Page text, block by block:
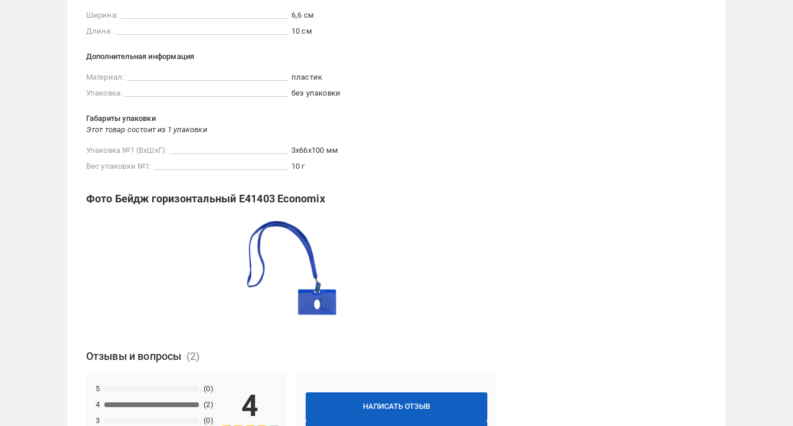
Ширина:
6,6 см
Длина:
10 см
Дополнительная информация
Материал:
пластик
Упаковка:
без упаковки
Габариты упаковки
Этот товар состоит из 1 упаковки
Упаковка №1 (ВхШхГ):
3x66x100 мм
Вес упаковки №1:
10 г
Фото Бейдж горизонтальный E41403 Economix
Отзывы и вопросы
НАПИСАТЬ ОТЗЫВ
3 (0)
4 (2)
5 (0)
4